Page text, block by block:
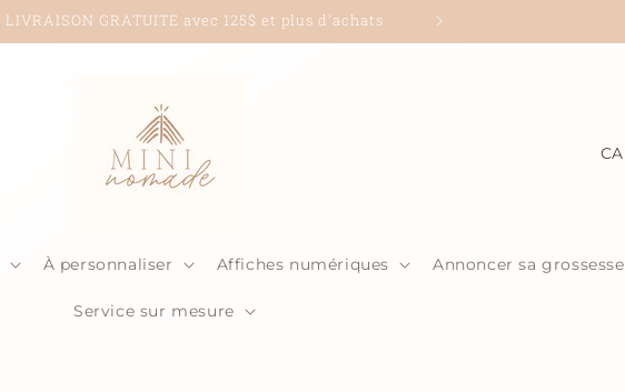
Livraison à partir de 5$ seulement!
À personnaliser Affiches numériques Annoncer sa grossesse
Service sur mesure
P